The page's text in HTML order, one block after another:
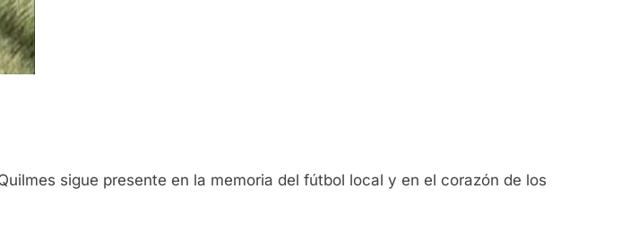
sigue presente en la memoria del fútbol local y en el corazón de los